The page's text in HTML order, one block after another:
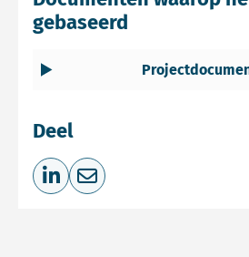
gebaseerd
Deel
Deel op LinkedIn
Deel via e-mail